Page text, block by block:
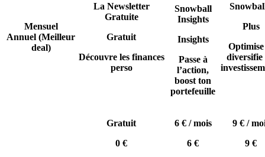
Mensuel
Annuel (Meilleur
deal)
La Newsletter
Gratuite
Gratuit
Découvre les finances
perso
Snowball
Insights
Insights
Passe à
l’action,
boost ton
portefeuille
Plus
diversifie
Gratuit
0 €
6 € / mois
6 €
9 € /
9 €